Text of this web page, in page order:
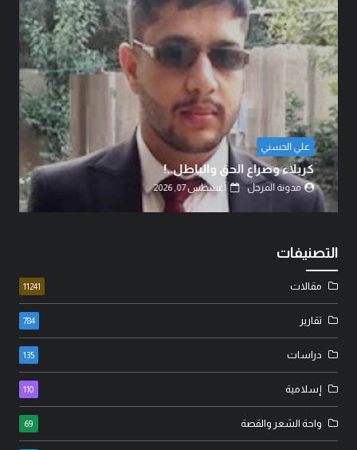
الشيخ الدكتور عبد الرضا البهادلي
دماءُ أبنائنا ليست رخيصة..!
مدونة المرجل أغسطس 07, 2026
التصنيفات
مقالات 11241
تقارير 784
دراسات 135
إسلامية 110
واحة الشعر والقصة 69